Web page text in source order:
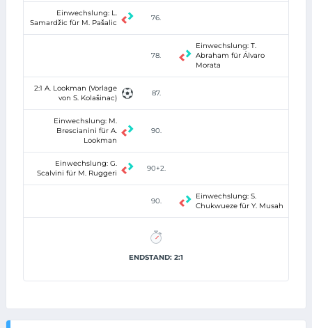
Einwechslung: L.
Samardžic für M. Pašalic
76.
78.
Einwechslung: T.
Abraham für Álvaro
Morata
2:1 A. Lookman (Vorlage
von S. Kolašinac)
87.
Einwechslung: M.
Brescianini für A.
Lookman
90.
Einwechslung: G.
Scalvini für M. Ruggeri
90+2.
90.
Einwechslung: S.
Chukwueze für Y. Musah
ENDSTAND: 2:1